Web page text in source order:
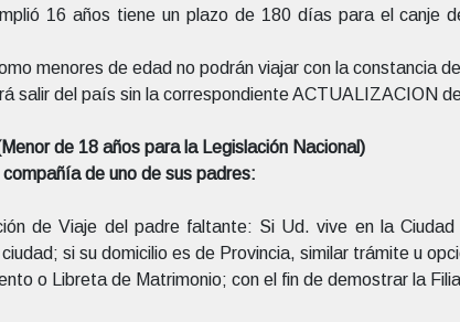
16 años tiene un plazo de 180 días para el canje
menores de edad no podrán viajar con la constancia
salir del país sin la correspondiente ACTUALIZACION
de 18 años para la Legislación Nacional)
de uno de sus padres:
de Viaje del padre faltante: Si Ud. vive en la
si su domicilio es de Provincia, similar trámite u
o Libreta de Matrimonio; con el fin de demostrar la